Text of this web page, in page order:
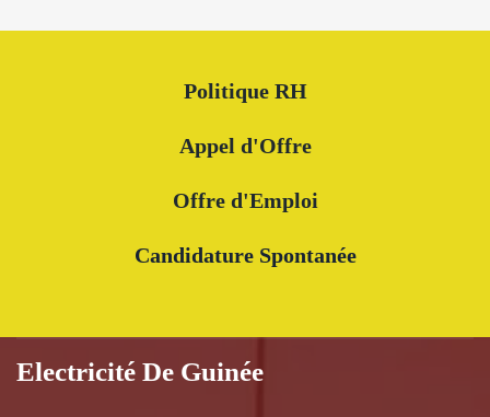
Politique RH
Appel d'Offre
Offre d'Emploi
Candidature Spontanée
Electricité De Guinée